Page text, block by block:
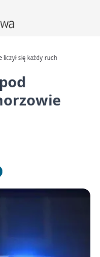
liczył się każdy ruch